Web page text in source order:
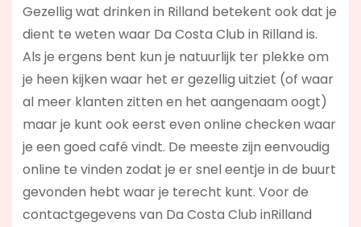
Gezellig wat drinken in Rilland betekent ook dat je
dient te weten waar Da Costa Club in Rilland is.
Als je ergens bent kun je natuurlijk ter plekke om
je heen kijken waar het er gezellig uitziet (of waar
al meer klanten zitten en het aangenaam oogt)
maar je kunt ook eerst even online checken waar
je een goed café vindt. De meeste zijn eenvoudig
online te vinden zodat je er snel eentje in de buurt
gevonden hebt waar je terecht kunt. Voor de
contactgegevens van Da Costa Club inRilland